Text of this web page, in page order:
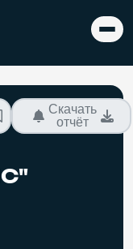
Скачать
отчёт